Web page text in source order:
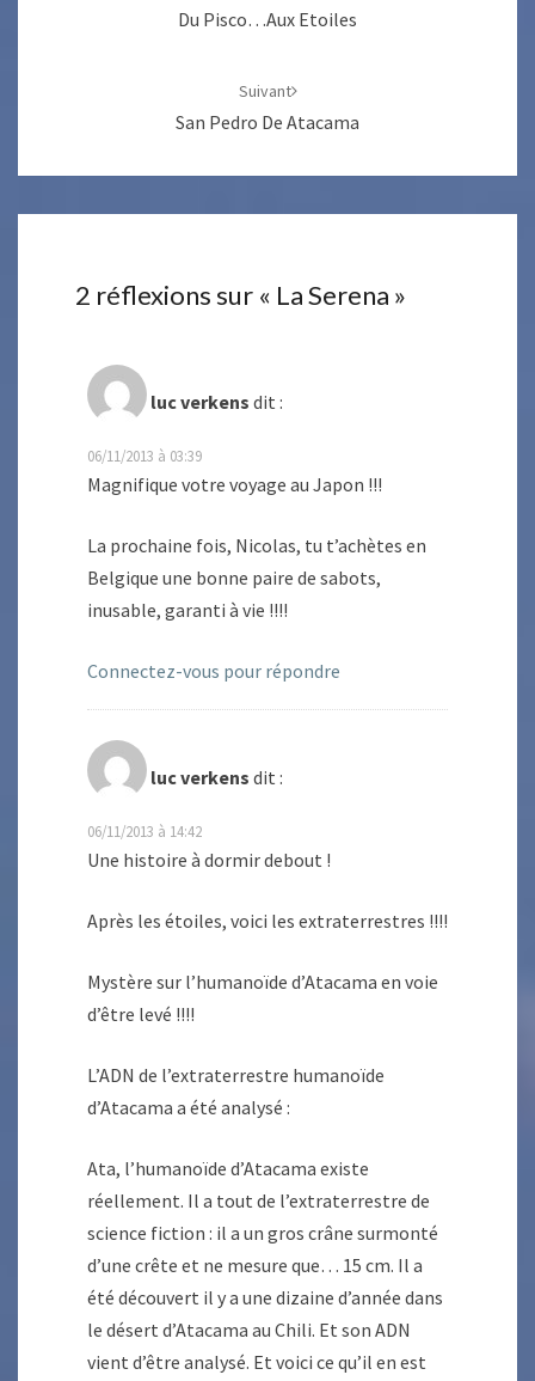
Du Pisco…aux Etoiles
Suivant
San Pedro De Atacama
2 réflexions sur « La Serena »
luc verkens dit :
06/11/2013 à 03:39
Magnifique votre voyage au Japon !!!
La prochaine fois, Nicolas, tu t’achètes en
Belgique une bonne paire de sabots,
inusable, garanti à vie !!!!
Connectez-vous pour répondre
luc verkens dit :
06/11/2013 à 14:42
Une histoire à dormir debout !
Après les étoiles, voici les extraterrestres !!!!
Mystère sur l’humanoïde d’Atacama en voie
d’être levé !!!!
L’ADN de l’extraterrestre humanoïde
d’Atacama a été analysé :
Ata, l’humanoïde d’Atacama existe
réellement. Il a tout de l’extraterrestre de
science fiction : il a un gros crâne surmonté
d’une crête et ne mesure que… 15 cm. Il a
été découvert il y a une dizaine d’année dans
le désert d’Atacama au Chili. Et son ADN
vient d’être analysé. Et voici ce qu’il en est